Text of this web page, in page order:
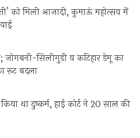
को मिली आजादी, कुमाऊं महोत्सव में
जोगबनी-सिलीगुड़ी व कटिहार डेमू का
रूट बदला
था दुष्कर्म, हाई कोर्ट ने 20 साल की